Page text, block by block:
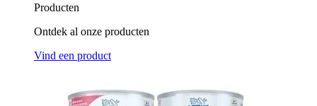
Producten
Ontdek al onze producten
Vind een product